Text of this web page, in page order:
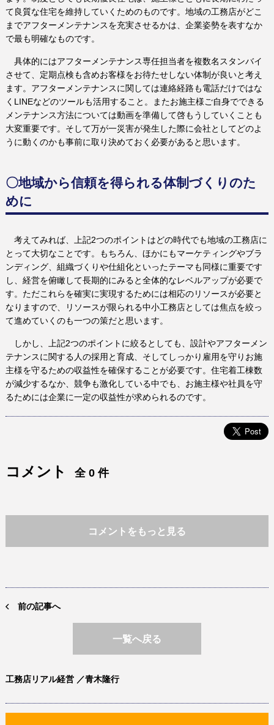
て良質な住宅を維持していくためのものです。地域の工務店がどこ
までアフターメンテナンスを充実させるかは、企業姿勢を表すなか
で最も明確なものです。
具体的にはアフターメンテナンス専任担当者を複数名スタンバイ
させて、定期点検も含めお客様をお待たせしない体制が良いと考え
ます。アフターメンテナンスに関しては連絡経路も電話だけではな
くLINEなどのツールも活用すること。またお施主様ご自身でできる
メンテナンス方法については動画を準備して啓もうしていくことも
大変重要です。そして万が一災害が発生した際に会社としてどのよ
うに動くのかも事前に取り決めておく必要があると思います。
〇地域から信頼を得られる体制づくりのた
めに
考えてみれば、上記2つのポイントはどの時代でも地域の工務店に
とって大切なことです。もちろん、ほかにもマーケティングやブラ
ンディング、組織づくりや仕組化といったテーマも同様に重要です
し、経営を俯瞰して長期的にみると全体的なレベルアップが必要で
す。ただこれらを確実に実現するためには相応のリソースが必要と
なりますので、リソースが限られる中小工務店としては焦点を絞っ
て進めていくのも一つの策だと思います。
しかし、上記2つのポイントに絞るとしても、設計やアフターメン
テナンスに関する人の採用と育成、そしてしっかり雇用を守りお施
主様を守るための収益性を確保することが必要です。住宅着工棟数
が減少するなか、競争も激化している中でも、お施主様や社員を守
るためには企業に一定の収益性が求められるのです。
コメント 全 0 件
コメントをもっと見る
前の記事へ
一覧へ戻る
工務店リアル経営 ／青木隆行